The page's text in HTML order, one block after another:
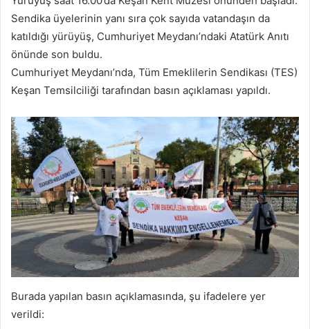
Sendika üyelerinin yanı sıra çok sayıda vatandaşın da
katıldığı yürüyüş, Cumhuriyet Meydanı’ndaki Atatürk Anıtı
önünde son buldu.
Cumhuriyet Meydanı’nda, Tüm Emeklilerin Sendikası (TES)
Keşan Temsilciliği tarafından basın açıklaması yapıldı.
Burada yapılan basın açıklamasında, şu ifadelere yer
verildi: